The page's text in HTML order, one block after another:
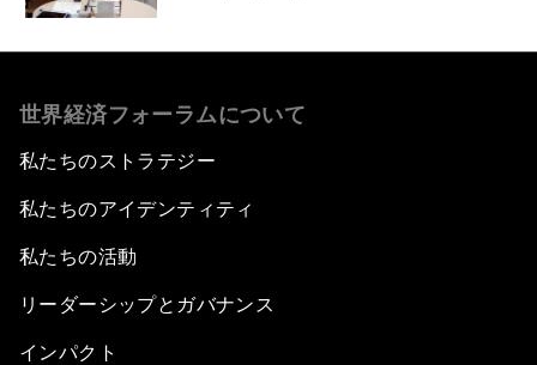
世界経済フォーラムについて
私たちのストラテジー
私たちのアイデンティティ
私たちの活動
リーダーシップとガバナンス
インパクト